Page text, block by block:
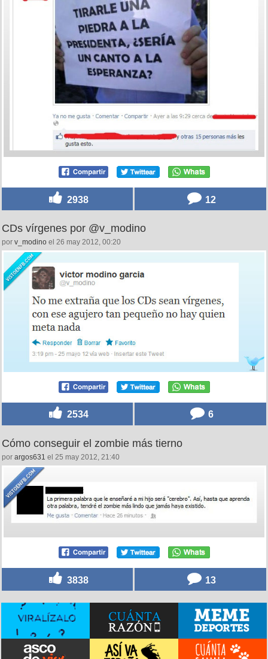
2938 12
CDs vírgenes por @v_modino
por v_modino el 26 may 2012, 00:20
2534 6
Cómo conseguir el zombie más tierno
por argos631 el 25 may 2012, 21:40
3838 13